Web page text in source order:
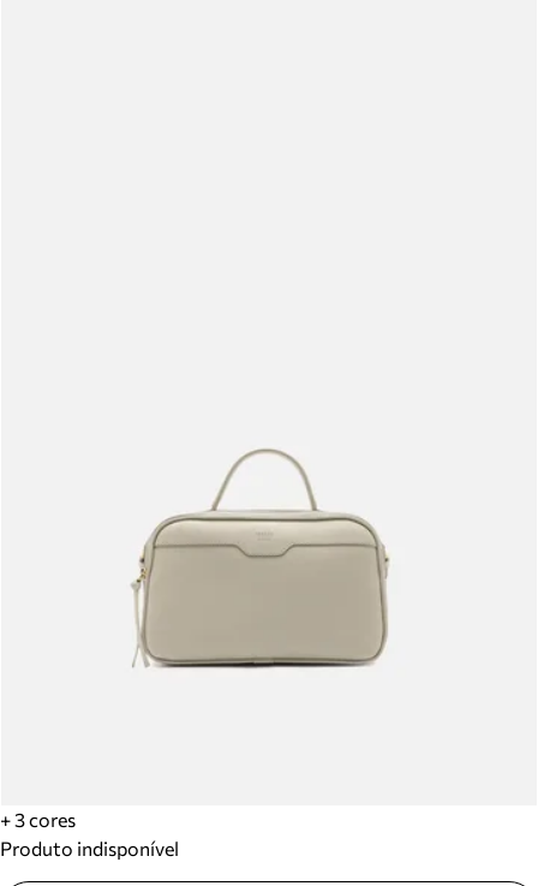
+ 3 cores
Produto indisponível